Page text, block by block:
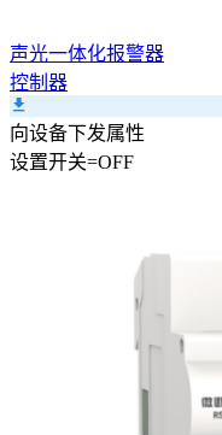
声光一体化报警器
控制器
向设备下发属性
设置开关=OFF